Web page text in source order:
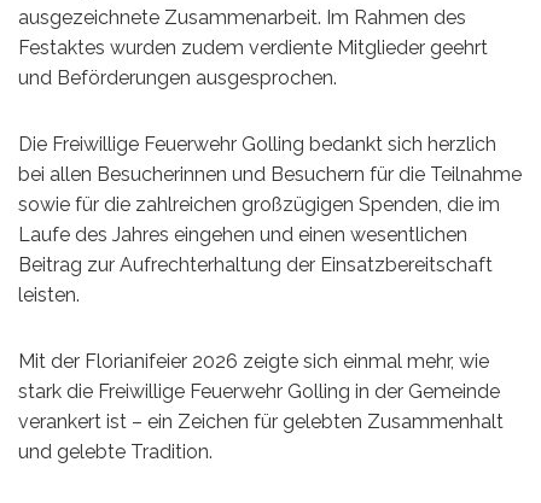
ausgezeichnete Zusammenarbeit. Im Rahmen des
Festaktes wurden zudem verdiente Mitglieder geehrt
und Beförderungen ausgesprochen.
Die Freiwillige Feuerwehr Golling bedankt sich herzlich
bei allen Besucherinnen und Besuchern für die Teilnahme
sowie für die zahlreichen großzügigen Spenden, die im
Laufe des Jahres eingehen und einen wesentlichen
Beitrag zur Aufrechterhaltung der Einsatzbereitschaft
leisten.
Mit der Florianifeier 2026 zeigte sich einmal mehr, wie
stark die Freiwillige Feuerwehr Golling in der Gemeinde
verankert ist – ein Zeichen für gelebten Zusammenhalt
und gelebte Tradition.